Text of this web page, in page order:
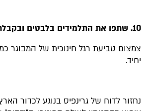
10. שתפו את התלמידים בלבטים ובקבלת החלטות
צמצום טביעת רגל חינוכית של המבוגר
יחיד.
נחזור לדוח של גרינפיס בנוגע לכדור